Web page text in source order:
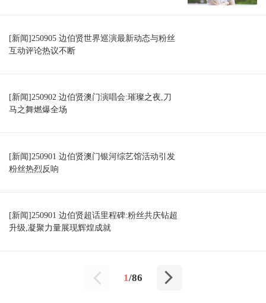
[新闻]250905 边伯贤世界巡演最新动态与粉丝
互动评论热议不断
[新闻]250902 边伯贤澳门演唱会:璀璨之夜,刀
马之舞燃爆全场
[新闻]250901 边伯贤澳门银河综艺馆活动引发
粉丝热烈反响
[新闻]250901 边伯贤超话里程碑:粉丝共庆钻超
升级,凝聚力量展现辉煌成就
1/86